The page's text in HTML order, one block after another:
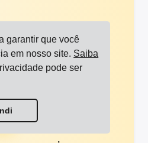
garantir que você
em nosso site. Saiba
pode ser
personalizadas
relacionadas ao
parceiros, clientes e
são personalizadas e
você está usando.